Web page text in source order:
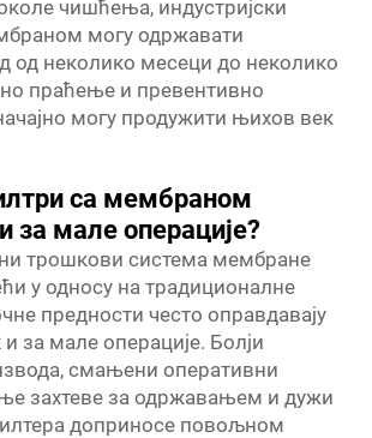
чишћења, индустријски
могу одржавати
од неколико месеци до неколико
праћење и превентивно
могу продужити њихов век
са мембраном
за мале операције?
трошкови система мембране
у односу на традиционалне
предности често оправдавају
за мале операције. Болји
смањени оперативни
захтеве за одржавањем и дужи
доприносе повољном